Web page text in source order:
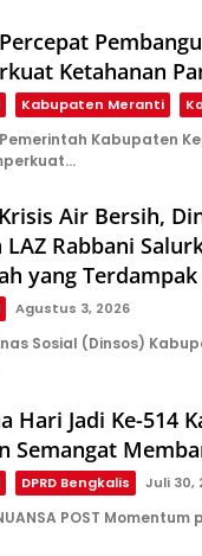
Ketahanan
Kabupaten Meranti
Pemerintah Kabupaten
Air Bersih,
LAZ Rabbani
yang
Agustus 3, 2026
Sosial (Dinsos)
Hari Jadi Ke-514
Semangat
DPRD Bengkalis Juli 30,
POST